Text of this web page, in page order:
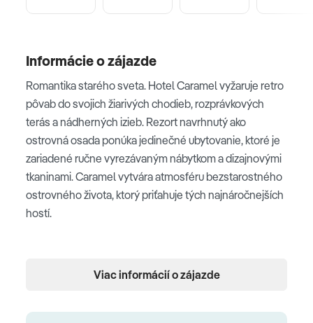
Informácie o zájazde
Romantika starého sveta. Hotel Caramel vyžaruje retro
pôvab do svojich žiarivých chodieb, rozprávkových
terás a nádherných izieb. Rezort navrhnutý ako
ostrovná osada ponúka jedinečné ubytovanie, ktoré je
zariadené ručne vyrezávaným nábytkom a dizajnovými
tkaninami. Caramel vytvára atmosféru bezstarostného
ostrovného života, ktorý priťahuje tých najnáročnejších
hostí.
stredisku Rethymno • historické centrum Rethymno
Viac informácií o zájazde